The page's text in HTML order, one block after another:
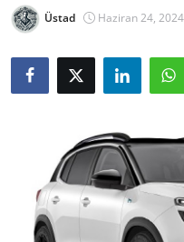
Paketler
Oto Bilgi
Üstad Haziran 24,